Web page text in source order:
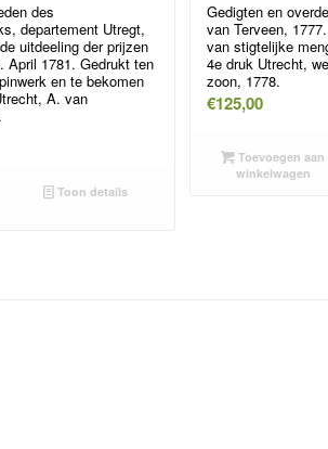
des
departement Utregt,
uitdeeling der prijzen
April 1781. Gedrukt ten
en te bekomen
A. van
Toon details
Gedigten en
van Terveen,
van stigtelijke
4e druk Utrecht,
zoon, 1778.
€125,00
Toevoegen aan
winkelwagen